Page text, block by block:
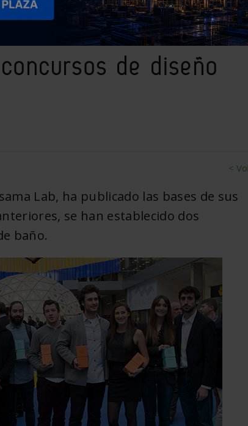
de diseño
<
Lab, ha publicado las bases de sus
se han establecido dos
baño.